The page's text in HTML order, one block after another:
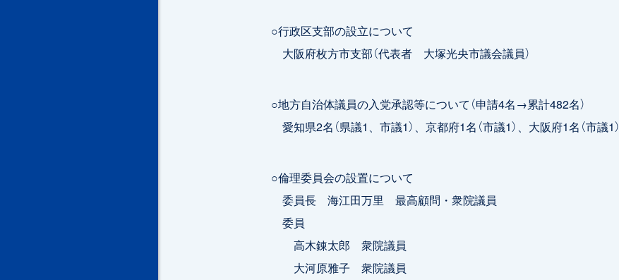
○行政区支部の設立について
大阪府枚方市支部（代表者 大塚光央市議会議員）
○地方自治体議員の入党承認等について（申請4名→累計482名）
愛知県2名（県議1、市議1）、京都府1名（市議1）、大阪府1名（市議1）
○倫理委員会の設置について
委員長 海江田万里 最高顧問・衆院議員
委員
高木錬太郎 衆院議員
大河原雅子 衆院議員